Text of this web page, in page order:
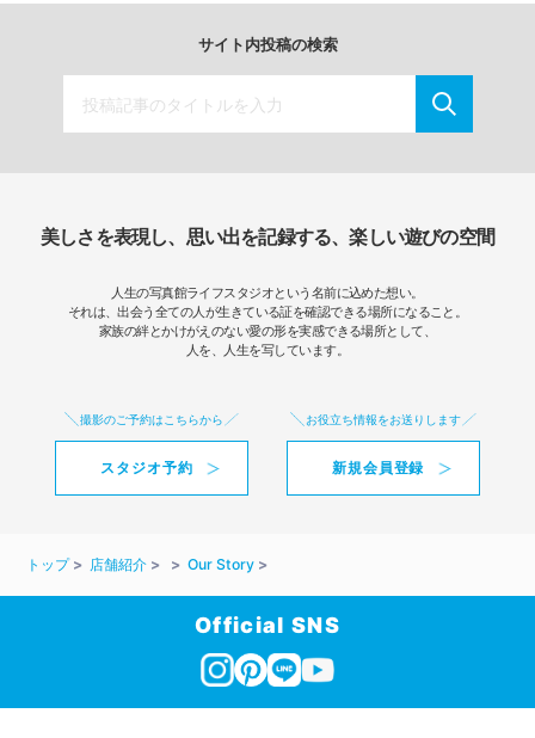
サイト内投稿の検索
美しさを表現し、思い出を記録する、楽しい遊びの空間
人生の写真館ライフスタジオという名前に込めた想い。
それは、出会う全ての人が生きている証を確認できる場所になること。
家族の絆とかけがえのない愛の形を実感できる場所として、
人を、人生を写しています。
撮影のご予約はこちらから
スタジオ予約
お役立ち情報をお送りします
新規会員登録
トップ 店舗紹介 Our Story
Official SNS